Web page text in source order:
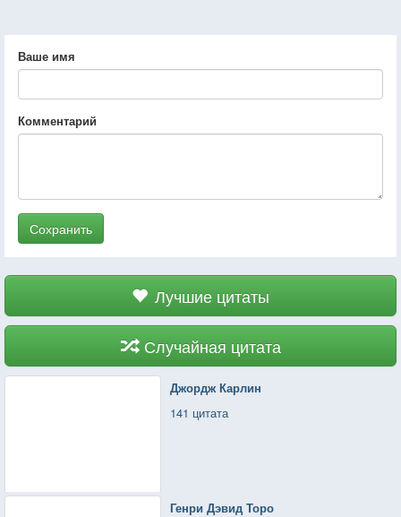
Ваше имя
Комментарий
Сохранить
Лучшие цитаты
Случайная цитата
Джордж Карлин
141 цитата
Генри Дэвид Торо